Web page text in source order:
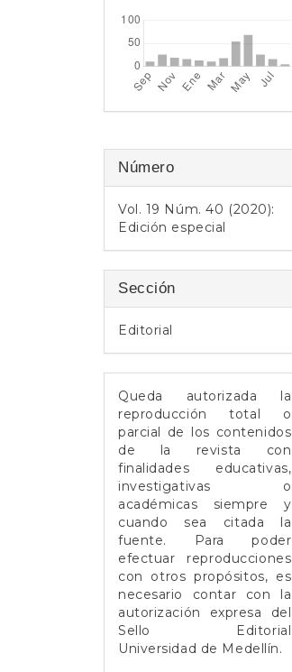
Número
Vol. 19 Núm. 40 (2020):
Edición especial
Sección
Editorial
Queda autorizada la
reproducción total o
parcial de los contenidos
de la revista con
finalidades educativas,
investigativas o
académicas siempre y
cuando sea citada la
fuente. Para poder
efectuar reproducciones
con otros propósitos, es
necesario contar con la
autorización expresa del
Sello Editorial
Universidad de Medellín.